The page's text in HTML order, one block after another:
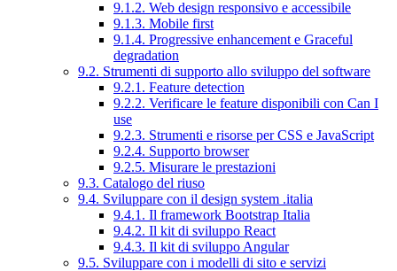
9.1.2. Web design responsivo e accessibile
9.1.3. Mobile first
9.1.4. Progressive enhancement e Graceful
degradation
9.2. Strumenti di supporto allo sviluppo del software
9.2.1. Feature detection
9.2.2. Verificare le feature disponibili con Can I
use
9.2.3. Strumenti e risorse per CSS e JavaScript
9.2.4. Supporto browser
9.2.5. Misurare le prestazioni
9.3. Catalogo del riuso
9.4. Sviluppare con il design system .italia
9.4.1. Il framework Bootstrap Italia
9.4.2. Il kit di sviluppo React
9.4.3. Il kit di sviluppo Angular
9.5. Sviluppare con i modelli di sito e servizi